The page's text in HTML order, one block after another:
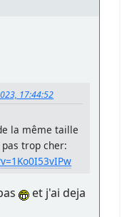
17:44:52
la même taille
trop cher:
et j'ai deja